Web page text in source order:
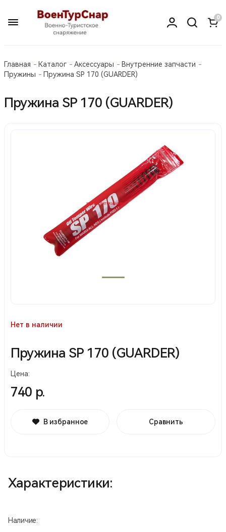
0
Главная Каталог Аксессуары
Внутренние запчасти
Пружины
Пружина SP 170 (GUARDER)
Пружина SP 170 (GUARDER)
Нет в наличии
Пружина SP 170 (GUARDER)
Цена:
740 р.
В избранное Сравнить
Характеристики:
Наличие: